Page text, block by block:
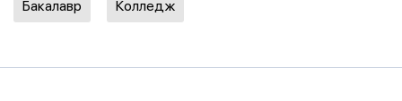
Бакалавр Колледж